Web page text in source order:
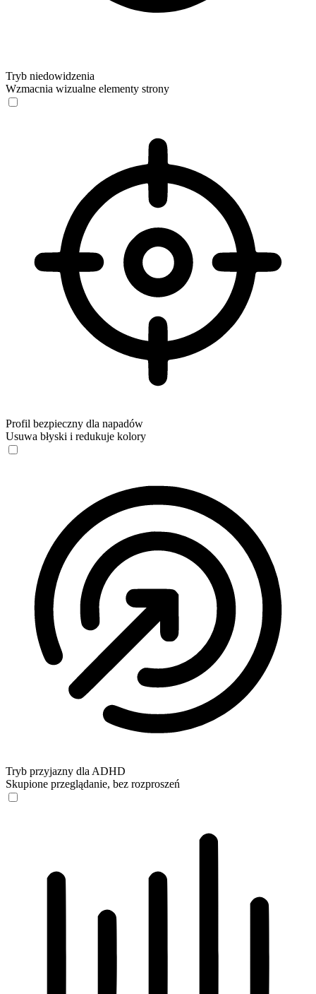
Tryb niedowidzenia
Wzmacnia wizualne elementy strony
Profil bezpieczny dla napadów
Usuwa błyski i redukuje kolory
Tryb przyjazny dla ADHD
Skupione przeglądanie, bez rozproszeń